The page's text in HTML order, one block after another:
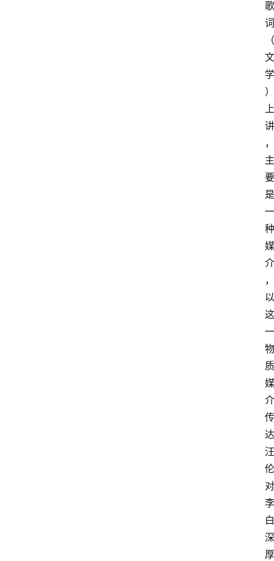
歌
词
（
文
学
）
上
讲
，
主
要
是
一
种
媒
介
，
以
这
一
物
质
媒
介
传
达
汪
伦
对
李
白
深
厚